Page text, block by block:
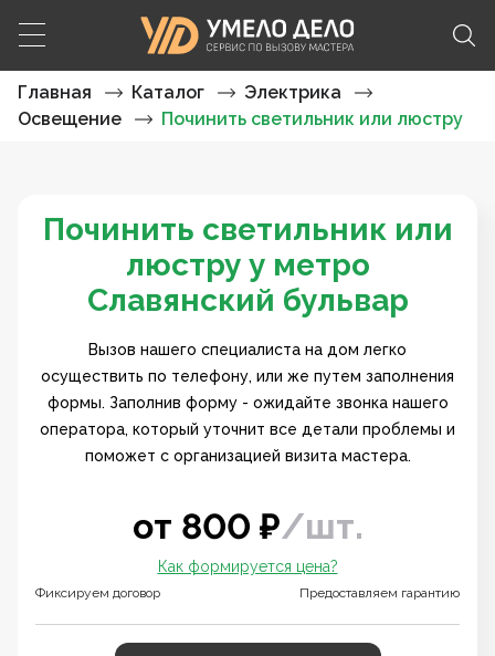
Главная Каталог
Электрика
Освещение
Починить светильник или люстру
Починить светильник или
люстру у метро
Славянский бульвар
Вызов нашего специалиста на дом легко
осуществить по телефону, или же путем заполнения
формы. Заполнив форму - ожидайте звонка нашего
оператора, который уточнит все детали проблемы и
поможет с организацией визита мастера.
от 800 ₽/шт.
Фиксируем договор
Как формируется цена?
Предоставляем гарантию